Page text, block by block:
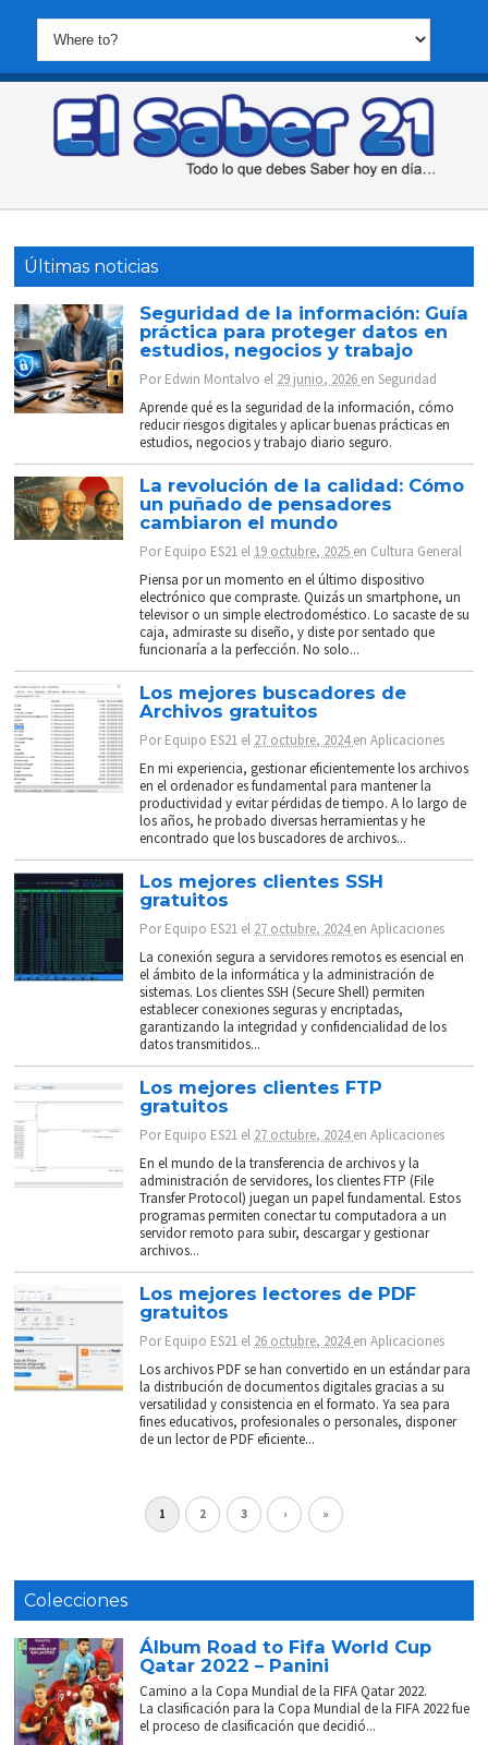
Últimas noticias
Seguridad de la información: Guía
práctica para proteger datos en
estudios, negocios y trabajo
PorEdwin Montalvo el 29 junio, 2026 enSeguridad
Aprende qué es la seguridad de la información, cómo
reducir riesgos digitales y aplicar buenas prácticas en
estudios, negocios y trabajo diario seguro.
La revolución de la calidad: Cómo
un puñado de pensadores
cambiaron el mundo
PorEquipo ES21 el 19 octubre, 2025 en Cultura General
Piensa por un momento en el último dispositivo
electrónico que compraste. Quizás un smartphone, un
televisor o un simple electrodoméstico. Lo sacaste de su
caja, admiraste su diseño, y diste por sentado que
funcionaría a la perfección. No solo...
Los mejores buscadores de
Archivos gratuitos
PorEquipo ES21 el 27 octubre, 2024enAplicaciones
En mi experiencia, gestionar eficientemente los archivos
en el ordenador es fundamental para mantener la
productividad y evitar pérdidas de tiempo. A lo largo de
los años, he probado diversas herramientas y he
encontrado que los buscadores de archivos...
Los mejores clientes SSH
gratuitos
PorEquipo ES21 el 27 octubre, 2024enAplicaciones
La conexión segura a servidores remotos es esencial en
el ámbito de la informática y la administración de
sistemas. Los clientes SSH (Secure Shell) permiten
establecer conexiones seguras y encriptadas,
garantizando la integridad y confidencialidad de los
datos transmitidos...
Los mejores clientes FTP
gratuitos
PorEquipo ES21 el 27 octubre, 2024enAplicaciones
En el mundo de la transferencia de archivos y la
administración de servidores, los clientes FTP (File
Transfer Protocol) juegan un papel fundamental. Estos
programas permiten conectar tu computadora a un
servidor remoto para subir, descargar y gestionar
archivos...
Los mejores lectores de PDF
gratuitos
PorEquipo ES21 el 26 octubre, 2024enAplicaciones
Los archivos PDF se han convertido en un estándar para
la distribución de documentos digitales gracias a su
versatilidad y consistencia en el formato. Ya sea para
fines educativos, profesionales o personales, disponer
de un lector de PDF eficiente...
1 2 3 › »
Colecciones
Álbum Road to Fifa World Cup
Qatar 2022 – Panini
Camino a la Copa Mundial de la FIFA Qatar 2022.
La clasificación para la Copa Mundial de la FIFA 2022 fue
el proceso de clasificación que decidió...